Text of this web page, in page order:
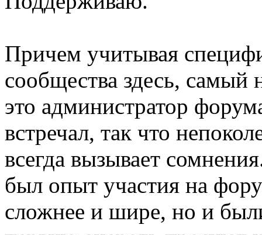
Причем учитывая
сообщества здесь, самый
это администратор
встречал, так что
всегда вызывает
был опыт участия на
сложнее и шире, но и